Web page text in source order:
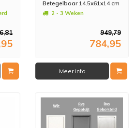
Betegelbaar 14.5x61x14 cm
RVS CL8
2 - 3 Weken
949,79
784,95
Meer info